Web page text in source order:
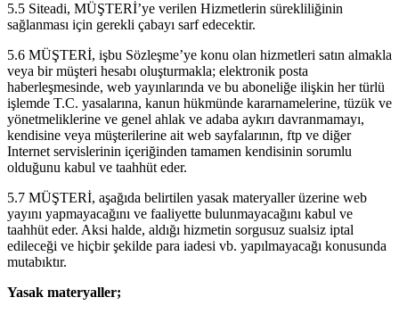
5.5 Siteadi, MÜŞTERİ’ye verilen Hizmetlerin sürekliliğinin
sağlanması için gerekli çabayı sarf edecektir.
5.6 MÜŞTERİ, işbu Sözleşme’ye konu olan hizmetleri satın almakla
veya bir müşteri hesabı oluşturmakla; elektronik posta
haberleşmesinde, web yayınlarında ve bu aboneliğe ilişkin her türlü
işlemde T.C. yasalarına, kanun hükmünde kararnamelerine, tüzük ve
yönetmeliklerine ve genel ahlak ve adaba aykırı davranmamayı,
kendisine veya müşterilerine ait web sayfalarının, ftp ve diğer
Internet servislerinin içeriğinden tamamen kendisinin sorumlu
olduğunu kabul ve taahhüt eder.
5.7 MÜŞTERİ, aşağıda belirtilen yasak materyaller üzerine web
yayını yapmayacağını ve faaliyette bulunmayacağını kabul ve
taahhüt eder. Aksi halde, aldığı hizmetin sorgusuz sualsiz iptal
edileceği ve hiçbir şekilde para iadesi vb. yapılmayacağı konusunda
mutabıktır.
Yasak materyaller;